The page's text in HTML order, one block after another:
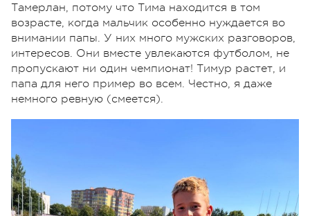
Тамерлан, потому что Тима находится в том
возрасте, когда мальчик особенно нуждается во
внимании папы. У них много мужских разговоров,
интересов. Они вместе увлекаются футболом, не
пропускают ни один чемпионат! Тимур растет, и
папа для него пример во всем. Честно, я даже
немного ревную (смеется).